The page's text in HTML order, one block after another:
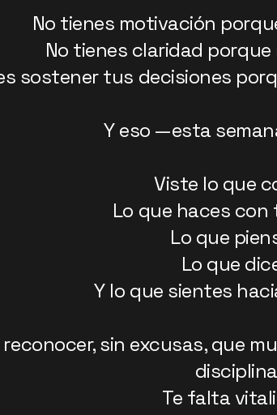
No tienes motivación
No tienes claridad
sostener tus decisiones
Y eso —esta
Viste lo que
Lo que haces con
Lo que
Lo que
Y lo que sientes
sin excusas, que
Te falta